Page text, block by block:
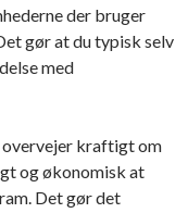
der bruger
gør at du typisk selv
med
overvejer kraftigt om
og økonomisk at
Det gør det